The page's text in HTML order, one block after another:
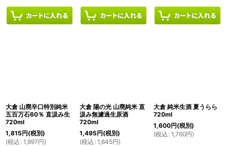
大倉 山廃辛口特別純米
五百万石60％ 直汲み生
720ml
1,815円(税別)
(税込 : 1,997円)
大倉 陽の光 山廃純米 直
汲み無濾過生原酒
720ml
1,495円(税別)
(税込 : 1,645円)
大倉 純米生酒 夏うらら
720ml
1,600円(税別)
(税込 : 1,760円)